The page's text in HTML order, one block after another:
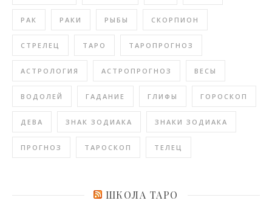
РАК РАКИ РЫБЫ СКОРПИОН
СТРЕЛЕЦ ТАРО ТАРОПРОГНОЗ
АСТРОЛОГИЯ АСТРОПРОГНОЗ ВЕСЫ
ВОДОЛЕЙ ГАДАНИЕ ГЛИФЫ ГОРОСКОП
ДЕВА ЗНАК ЗОДИАКА ЗНАКИ ЗОДИАКА
ПРОГНОЗ ТАРОСКОП ТЕЛЕЦ
ШКОЛА ТАРО